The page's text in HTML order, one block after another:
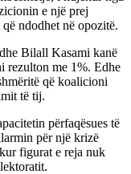
e një prej
ndodhet në opozitë.
Bilall Kasami kanë
rezulton me 1%. Edhe
që koalicioni
të tij.
përfaqësues të
për një krizë
figurat e reja nuk